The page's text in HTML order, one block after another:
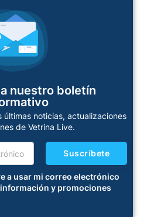
nuestro boletín
últimas noticias, actualizaciones
de Vetrina Live.
a usar mi correo electrónico
y promociones
Suscríbete